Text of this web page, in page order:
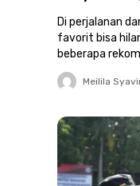
Mudik di
Di perjalanan
favorit bisa
beberapa
bisa kamu
Meilila